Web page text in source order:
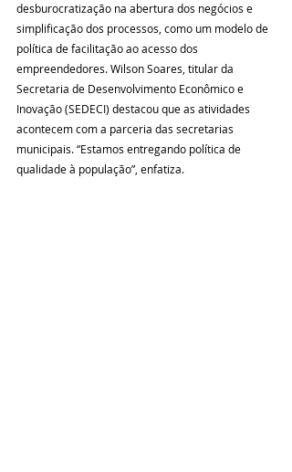
desburocratização na abertura dos negócios e
simplificação dos processos, como um modelo de
política de facilitação ao acesso dos
empreendedores. Wilson Soares, titular da
Secretaria de Desenvolvimento Econômico e
Inovação (SEDECI) destacou que as atividades
acontecem com a parceria das secretarias
municipais. “Estamos entregando política de
qualidade à população”, enfatiza.